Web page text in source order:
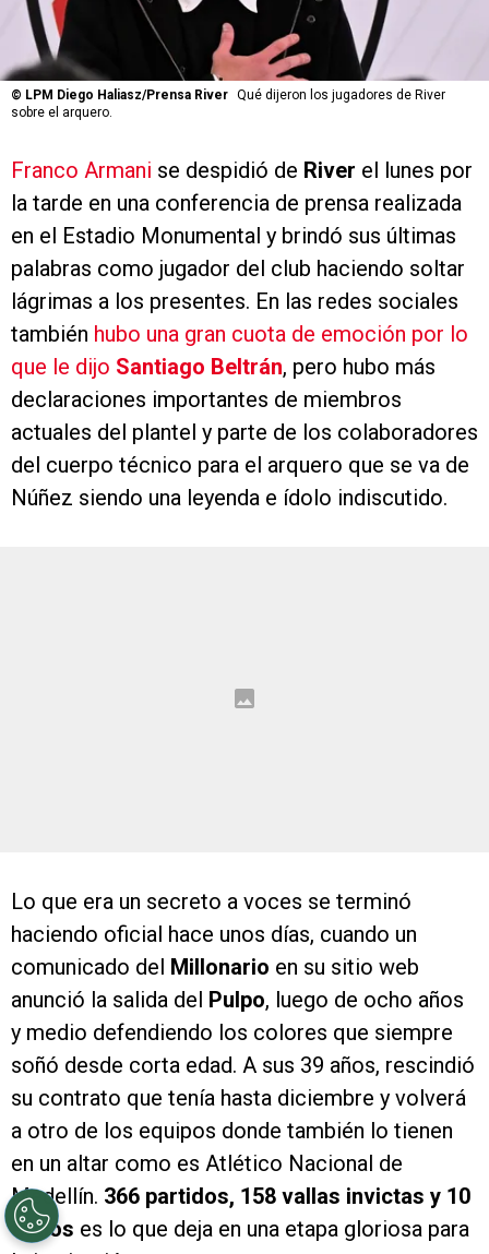
© LPM Diego Haliasz/Prensa River Qué dijeron los jugadores de River
sobre el arquero.
Franco Armani se despidió de River el lunes por
la tarde en una conferencia de prensa realizada
en el Estadio Monumental y brindó sus últimas
palabras como jugador del club haciendo soltar
lágrimas a los presentes. En las redes sociales
también hubo una gran cuota de emoción por lo
que le dijo Santiago Beltrán, pero hubo más
declaraciones importantes de miembros
actuales del plantel y parte de los colaboradores
del cuerpo técnico para el arquero que se va de
Núñez siendo una leyenda e ídolo indiscutido.
Lo que era un secreto a voces se terminó
haciendo oficial hace unos días, cuando un
comunicado del Millonario en su sitio web
anunció la salida del Pulpo, luego de ocho años
y medio defendiendo los colores que siempre
soñó desde corta edad. A sus 39 años, rescindió
su contrato que tenía hasta diciembre y volverá
a otro de los equipos donde también lo tienen
en un altar como es Atlético Nacional de
Medellín. 366 partidos, 158 vallas invictas y 10
títulos es lo que deja en una etapa gloriosa para